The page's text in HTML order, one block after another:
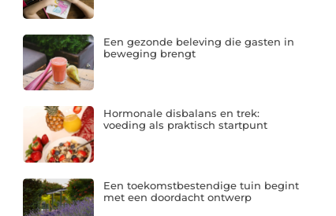
Een gezonde beleving die gasten in
beweging brengt
Hormonale disbalans en trek:
voeding als praktisch startpunt
Een toekomstbestendige tuin begint
met een doordacht ontwerp